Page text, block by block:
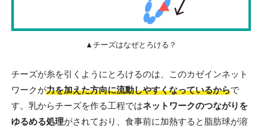
▲チーズはなぜとろける？
チーズが糸を引くようにとろけるのは、このカゼインネット
ワークが力を加えた方向に流動しやすくなっているからで
す。乳からチーズを作る工程ではネットワークのつながりを
ゆるめる処理がされており、食事前に加熱すると脂肪球が溶